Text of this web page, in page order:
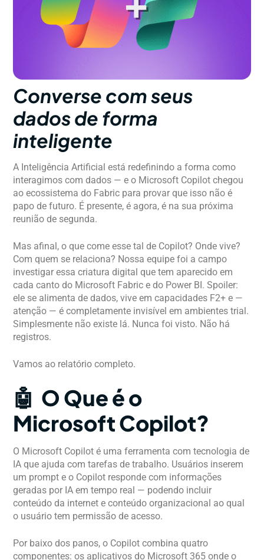
Converse com seus
dados de forma
inteligente
A Inteligência Artificial está redefinindo a forma como
interagimos com dados — e o Microsoft Copilot chegou
ao ecossistema do Fabric para provar que isso não é
papo de futuro. É presente, é agora, é na sua próxima
reunião de segunda.
Mas afinal, o que come esse tal de Copilot? Onde vive?
Com quem se relaciona? Nossa equipe foi a campo
investigar essa criatura digital que tem aparecido em
cada canto do Microsoft Fabric e do Power BI. Spoiler:
ele se alimenta de dados, vive em capacidades F2+ e —
atenção — é completamente invisível em ambientes trial.
Simplesmente não existe lá. Nunca foi visto. Não há
registros.
Vamos ao relatório completo.
🤖 O Que é o
Microsoft Copilot?
O Microsoft Copilot é uma ferramenta com tecnologia de
IA que ajuda com tarefas de trabalho. Usuários inserem
um prompt e o Copilot responde com informações
geradas por IA em tempo real — podendo incluir
conteúdo da internet e conteúdo organizacional ao qual
o usuário tem permissão de acesso.
Por baixo dos panos, o Copilot combina quatro
componentes: os aplicativos do Microsoft 365 onde o